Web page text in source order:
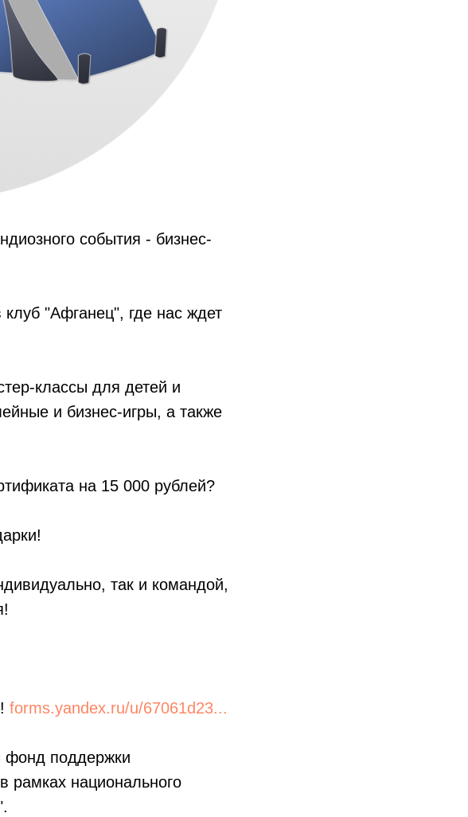
события - бизнес-
клуб "Афганец", где нас ждет
классы для детей и
и бизнес-игры, а также
на 15 000 рублей?
так и командой,
forms.yandex.ru/u/67061d23...
фонд поддержки
рамках национального